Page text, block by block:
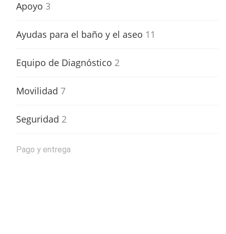
Apoyo 3
Ayudas para el baño y el aseo 11
Equipo de Diagnóstico 2
Movilidad 7
Seguridad 2
Pago y entrega